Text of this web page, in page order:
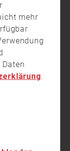
Menschen
beläuft sich
etwa 10.000
mehr
.